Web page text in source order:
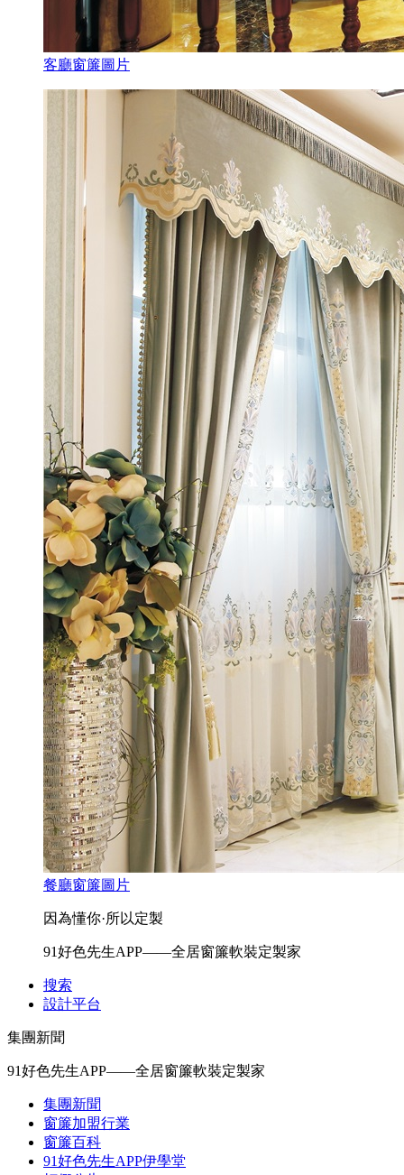
客廳窗簾圖片
餐廳窗簾圖片
因為懂你·所以定製
91好色先生APP——全居窗簾軟裝定製家
搜索
設計平台
集團新聞
91好色先生APP——全居窗簾軟裝定製家
集團新聞
窗簾加盟行業
窗簾百科
91好色先生APP伊學堂